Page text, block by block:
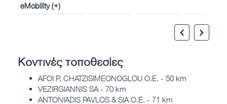
eMobility (+)
Κοντινές τοποθεσίες
AFOI P. CHATZISIMEONOGLOU O.E. - 50 km
VEZIRGIANNIS SA - 70 km
ANTONIADIS PAVLOS & SIA O.E. - 71 km